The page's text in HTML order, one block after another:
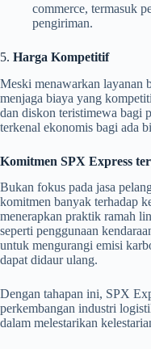
commerce, termasuk
pengiriman.
5. Harga Kompetitif
Meski menawarkan layanan
menjaga biaya yang
dan diskon teristimewa bagi
terkenal ekonomis bagi ada
Komitmen SPX Express
Bukan fokus pada jasa
komitmen banyak terhadap
menerapkan praktik ramah
seperti penggunaan
untuk mengurangi emisi
dapat didaur ulang.
Dengan tahapan ini, SPX
perkembangan industri
dalam melestarikan